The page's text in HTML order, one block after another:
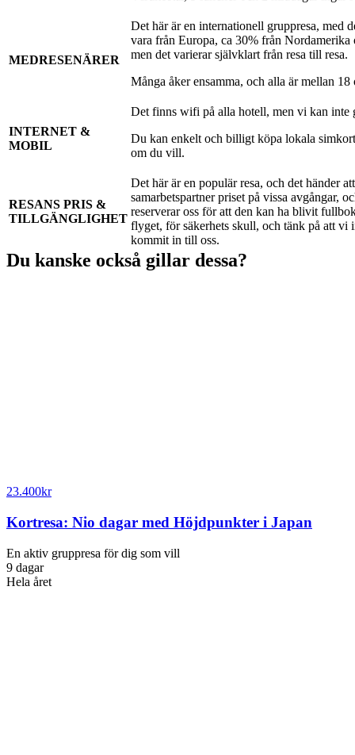
MEDRESENÄRER
Det här är en internationell gruppresa, med
vara från Europa, ca 30% från
men det varierar självklart från resa till resa.
Många åker ensamma, och alla är mellan
INTERNET &
MOBIL
Det finns wifi på alla hotell, men vi kan inte
Du kan enkelt och billigt köpa lokala
om du vill.
RESANS PRIS &
TILLGÄNGLIGHET
Det här är en populär resa, och det händer
samarbetspartner priset på vissa avgångar,
reserverar oss för att den kan ha blivit
flyget, för säkerhets skull, och tänk på att vi
kommit in till oss.
Du kanske också gillar dessa?
23.400kr
Kortresa: Nio dagar med Höjdpunkter i Japan
En aktiv gruppresa för dig som vill
9 dagar
Hela året